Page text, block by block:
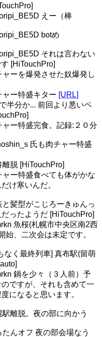
えー（棒
botめ
それは言わない
[HiTouchPro]
ャーを爆発させた奴爆発し
ャー特盛キター [URL]
半分か... 前回より悪いペ
ャー特盛完食。記録:２０分
氏も肉チャー特盛
離脱 [HiTouchPro]
ャー特盛食べても体がかな
け寒いんだ。
と髪型がこじろーきゅんっ
ったようだ [HiTouchPro]
魚桜(札幌市中央区南2西
始、二次会は未定です。
なく最終列車] 真布駅(留萌
鍋を少々（３人前）予
ですが、それも含めて一
になると思います。
駅離脱。夜の部に向かう
たんオフ 夜の部会場なう